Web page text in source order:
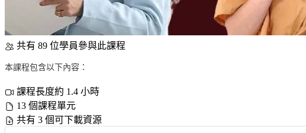
共有 89 位學員參與此課程
本課程包含以下內容：
課程長度約 1.4 小時
13 個課程單元
共有 3 個可下載資源